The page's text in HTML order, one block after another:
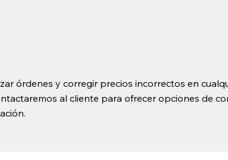
órdenes y corregir precios incorrectos en
al cliente para ofrecer opciones de